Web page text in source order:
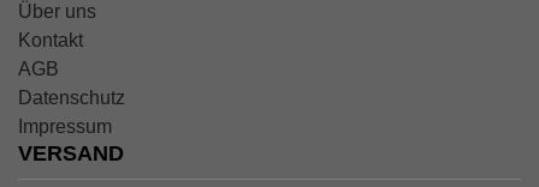
Über uns
Kontakt
AGB
Datenschutz
Impressum
VERSAND